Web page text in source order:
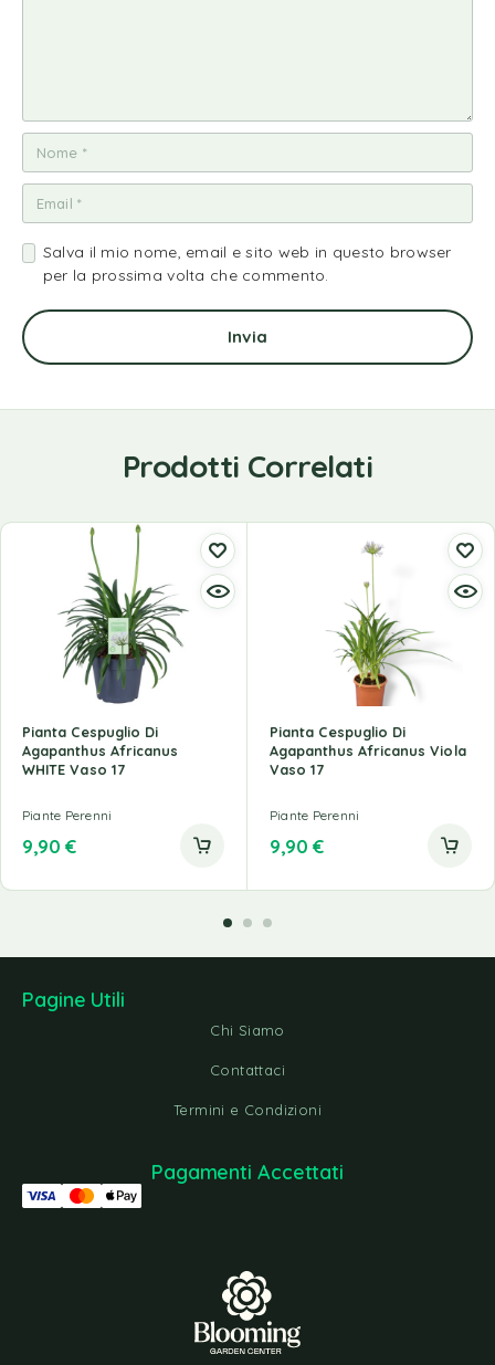
Salva il mio nome, email e sito web in questo browser
per la prossima volta che commento.
Prodotti Correlati
Pianta Cespuglio Di
Agapanthus Africanus
WHITE Vaso 17
Piante Perenni
9,90€
Pianta Cespuglio Di
Agapanthus Africanus Viola
Vaso 17
Piante Perenni
9,90€
Pagine Utili
Chi Siamo
Contattaci
Termini e Condizioni
Pagamenti Accettati